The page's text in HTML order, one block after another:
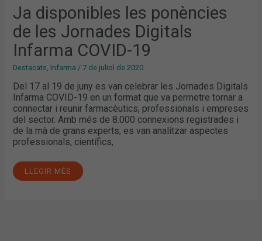
Ja disponibles les ponències
de les Jornades Digitals
Infarma COVID-19
Destacats, Infarma / 7 de juliol de 2020
Del 17 al 19 de juny es van celebrar les Jornades Digitals
Infarma COVID-19 en un format que va permetre tornar a
connectar i reunir farmacèutics, professionals i empreses
del sector. Amb més de 8.000 connexions registrades i
de la mà de grans experts, es van analitzar aspectes
professionals, científics,
INFARMA
COVID-
19
LLEGIR MÉS